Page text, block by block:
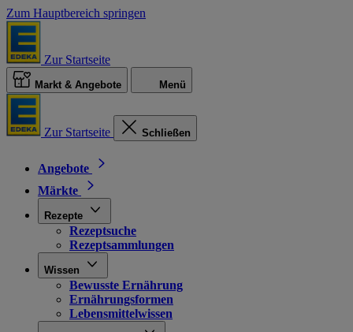
Zum Hauptbereich springen
Zur Startseite
Markt & Angebote Menü
Zur Startseite Schließen
Angebote
Märkte
Rezepte
Rezeptsuche
Rezeptsammlungen
Wissen
Bewusste Ernährung
Ernährungsformen
Lebensmittelwissen